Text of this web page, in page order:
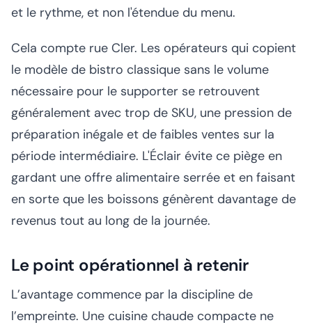
et le rythme, et non l'étendue du menu.
Cela compte rue Cler. Les opérateurs qui copient
le modèle de bistro classique sans le volume
nécessaire pour le supporter se retrouvent
généralement avec trop de SKU, une pression de
préparation inégale et de faibles ventes sur la
période intermédiaire. L'Éclair évite ce piège en
gardant une offre alimentaire serrée et en faisant
en sorte que les boissons génèrent davantage de
revenus tout au long de la journée.
Le point opérationnel à retenir
L’avantage commence par la discipline de
l’empreinte. Une cuisine chaude compacte ne